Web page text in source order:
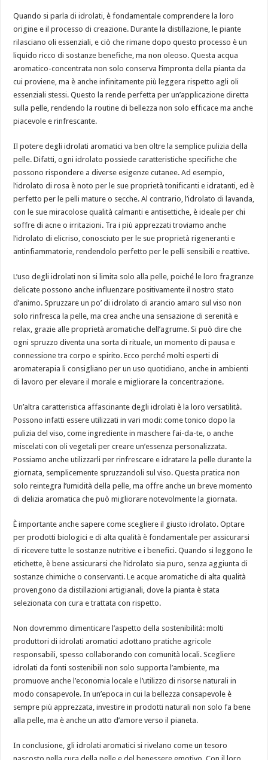
Quando si parla di idrolati, è fondamentale comprendere la loro
origine e il processo di creazione. Durante la distillazione, le piante
rilasciano oli essenziali, e ciò che rimane dopo questo processo è un
liquido ricco di sostanze benefiche, ma non oleoso. Questa acqua
aromatico-concentrata non solo conserva l’impronta della pianta da
cui proviene, ma è anche infinitamente più leggera rispetto agli oli
essenziali stessi. Questo la rende perfetta per un’applicazione diretta
sulla pelle, rendendo la routine di bellezza non solo efficace ma anche
piacevole e rinfrescante.
Il potere degli idrolati aromatici va ben oltre la semplice pulizia della
pelle. Difatti, ogni idrolato possiede caratteristiche specifiche che
possono rispondere a diverse esigenze cutanee. Ad esempio,
l’idrolato di rosa è noto per le sue proprietà tonificanti e idratanti, ed è
perfetto per le pelli mature o secche. Al contrario, l’idrolato di lavanda,
con le sue miracolose qualità calmanti e antisettiche, è ideale per chi
soffre di acne o irritazioni. Tra i più apprezzati troviamo anche
l’idrolato di elicriso, conosciuto per le sue proprietà rigeneranti e
antinfiammatorie, rendendolo perfetto per le pelli sensibili e reattive.
L’uso degli idrolati non si limita solo alla pelle, poiché le loro fragranze
delicate possono anche influenzare positivamente il nostro stato
d’animo. Spruzzare un po’ di idrolato di arancio amaro sul viso non
solo rinfresca la pelle, ma crea anche una sensazione di serenità e
relax, grazie alle proprietà aromatiche dell’agrume. Si può dire che
ogni spruzzo diventa una sorta di rituale, un momento di pausa e
connessione tra corpo e spirito. Ecco perché molti esperti di
aromaterapia li consigliano per un uso quotidiano, anche in ambienti
di lavoro per elevare il morale e migliorare la concentrazione.
Un’altra caratteristica affascinante degli idrolati è la loro versatilità.
Possono infatti essere utilizzati in vari modi: come tonico dopo la
pulizia del viso, come ingrediente in maschere fai-da-te, o anche
miscelati con oli vegetali per creare un’essenza personalizzata.
Possiamo anche utilizzarli per rinfrescare e idratare la pelle durante la
giornata, semplicemente spruzzandoli sul viso. Questa pratica non
solo reintegra l’umidità della pelle, ma offre anche un breve momento
di delizia aromatica che può migliorare notevolmente la giornata.
È importante anche sapere come scegliere il giusto idrolato. Optare
per prodotti biologici e di alta qualità è fondamentale per assicurarsi
di ricevere tutte le sostanze nutritive e i benefici. Quando si leggono le
etichette, è bene assicurarsi che l’idrolato sia puro, senza aggiunta di
sostanze chimiche o conservanti. Le acque aromatiche di alta qualità
provengono da distillazioni artigianali, dove la pianta è stata
selezionata con cura e trattata con rispetto.
Non dovremmo dimenticare l’aspetto della sostenibilità: molti
produttori di idrolati aromatici adottano pratiche agricole
responsabili, spesso collaborando con comunità locali. Scegliere
idrolati da fonti sostenibili non solo supporta l’ambiente, ma
promuove anche l’economia locale e l’utilizzo di risorse naturali in
modo consapevole. In un’epoca in cui la bellezza consapevole è
sempre più apprezzata, investire in prodotti naturali non solo fa bene
alla pelle, ma è anche un atto d’amore verso il pianeta.
In conclusione, gli idrolati aromatici si rivelano come un tesoro